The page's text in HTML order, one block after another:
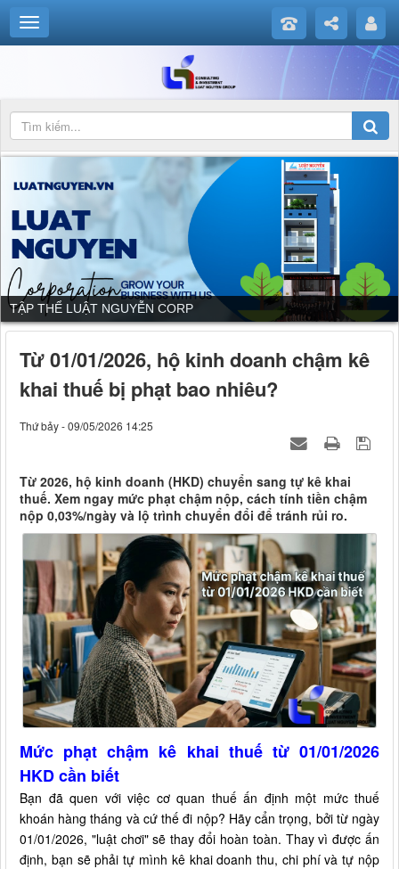
TẬP THỂ LUẬT NGUYỄN CORP
Từ 01/01/2026, hộ kinh doanh chậm kê
khai thuế bị phạt bao nhiêu?
Thứ bảy - 09/05/2026 14:25
Từ 2026, hộ kinh doanh (HKD) chuyển sang tự kê khai
thuế. Xem ngay mức phạt chậm nộp, cách tính tiền chậm
nộp 0,03%/ngày và lộ trình chuyển đổi để tránh rủi ro.
Mức phạt chậm kê khai thuế từ 01/01/2026
HKD cần biết
Bạn đã quen với việc cơ quan thuế ấn định một mức thuế
khoán hàng tháng và cứ thế đi nộp? Hãy cẩn trọng, bởi từ ngày
01/01/2026, "luật chơi" sẽ thay đổi hoàn toàn. Thay vì được ấn
định, bạn sẽ phải tự mình kê khai doanh thu, chi phí và tự nộp